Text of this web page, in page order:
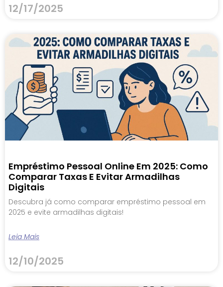
12/17/2025
Empréstimo Pessoal Online Em 2025: Como
Comparar Taxas E Evitar Armadilhas
Digitais
Descubra já como comparar empréstimo pessoal em
2025 e evite armadilhas digitais!
Leia Mais
12/10/2025